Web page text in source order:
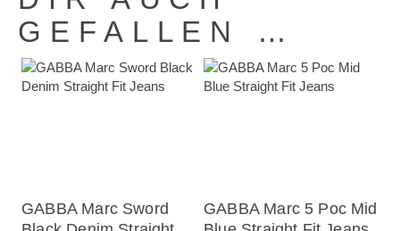
GEFALLEN …
GABBA Marc Sword
GABBA Marc 5 Poc Mid